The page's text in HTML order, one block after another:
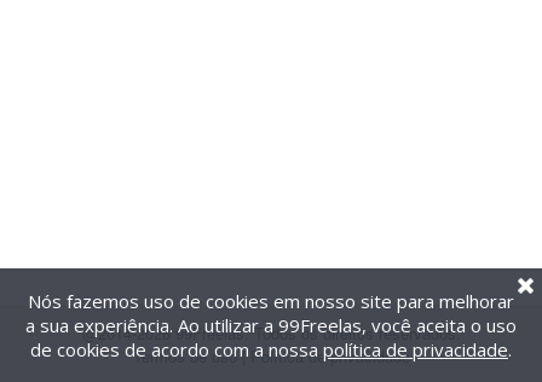
@2014-2026 99Freelas. Todos os direitos reservados.
Termos de uso| Política de privacidade
Nós fazemos uso de cookies em nosso site para melhorar
a sua experiência. Ao utilizar a 99Freelas, você aceita o uso
de cookies de acordo com a nossa política de privacidade.